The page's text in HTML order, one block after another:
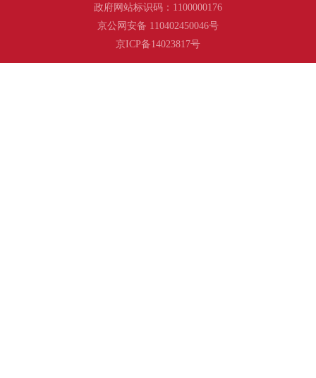
政府网站标识码：1100000176
京公网安备 110402450046号
京ICP备14023817号